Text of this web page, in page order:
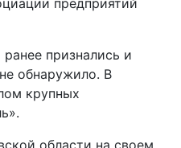
признались и
обнаружило. В
крупных
области на своем